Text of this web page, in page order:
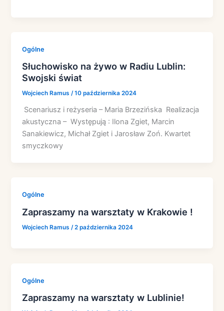
Ogólne
Słuchowisko na żywo w Radiu Lublin:
Swojski świat
Wojciech Ramus/10 października 2024
Scenariusz i reżyseria – Maria Brzezińska Realizacja
akustyczna – Występują : Ilona Zgiet, Marcin
Sanakiewicz, Michał Zgiet i Jarosław Zoń. Kwartet
smyczkowy
Ogólne
Zapraszamy na warsztaty w Krakowie !
Wojciech Ramus /2 października 2024
Ogólne
Zapraszamy na warsztaty w Lublinie!